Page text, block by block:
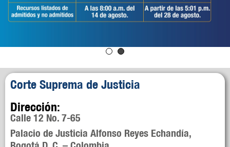
Corte Suprema de Justicia
Dirección:
Calle 12 No. 7-65
Palacio de Justicia Alfonso Reyes Echandía,